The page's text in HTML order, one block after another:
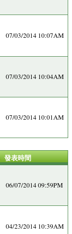
07/03/2014 10:07AM
07/03/2014 10:04AM
07/03/2014 10:01AM
發表時間
06/07/2014 09:59PM
04/23/2014 10:39AM